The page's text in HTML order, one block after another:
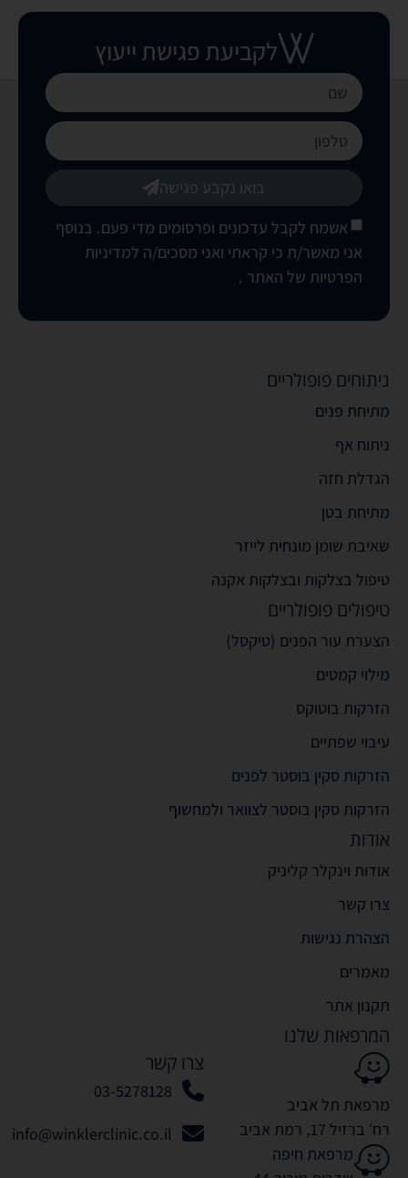
לקביעת פגישת ייעוץ
אשמח לקבל עדכונים ופרסומים מדי פעם. בנוסף
אני מאשר/ת כי קראתי ואני מסכים/ה למדיניות
הפרטיות של האתר .
בואו נקבע פגישה
ניתוחים פופולריים
מתיחת פנים
ניתוח אף
הגדלת חזה
מתיחת בטן
שאיבת שומן מונחית לייזר
טיפול בצלקות ובצלקות אקנה
טיפולים פופולריים
הצערת עור הפנים (טיקסל)
מילוי קמטים
הזרקות בוטוקס
עיבוי שפתיים
הזרקות סקין בוסטר לפנים
הזרקות סקין בוסטר לצוואר ולמחשוף
אודות
אודות וינקלר קליניק
צרו קשר
הצהרת נגישות
מאמרים
תקנון אתר
המרפאות שלנו
מרפאת תל אביב
רח׳ ברזיל 17, רמת אביב
מרפאת חיפה
צרו קשר
03-5278128
info@winklerclinic.co.il